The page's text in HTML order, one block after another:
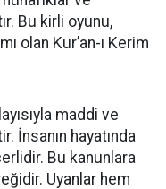
Bu kirli oyunu,
olan Kur’an-ı Kerim
maddi ve
İnsanın hayatında
Bu kanunlara
Uyanlar hem